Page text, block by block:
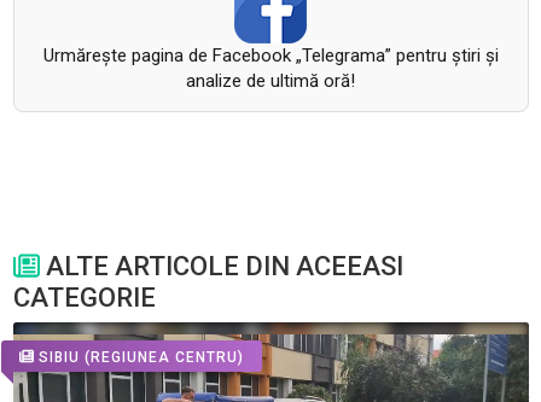
Urmăreşte pagina de Facebook „Telegrama” pentru ştiri şi
analize de ultimă oră!
ALTE ARTICOLE DIN ACEEASI
CATEGORIE
SIBIU (REGIUNEA CENTRU)